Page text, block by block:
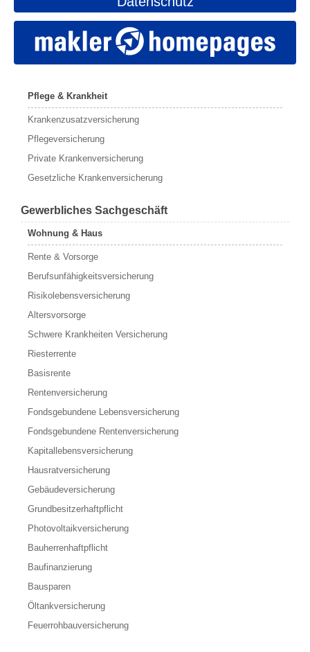
Pflege & Krankheit
Krankenzusatzversicherung
Pflegeversicherung
Private Krankenversicherung
Gesetzliche Krankenversicherung
Gewerbliches Sachgeschäft
Wohnung & Haus
Rente & Vorsorge
Berufs­unfähigkeitsversicherung
Risikolebensversicherung
Altersvorsorge
Schwere Krankheiten Versicherung
Riesterrente
Basisrente
Rentenversicherung
Fondsgebundene Lebensversicherung
Fondsgebundene Rentenversicherung
Kapitallebensversicherung
Hausratversicherung
Gebäudeversicherung
Grundbesitzerhaftpflicht
Photovoltaikversicherung
Bauherrenhaftpflicht
Baufinanzierung
Bausparen
Öltankversicherung
Feuerrohbauversicherung